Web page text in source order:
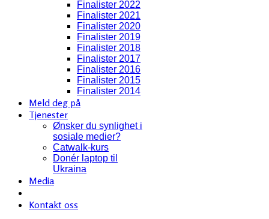
Finalister 2022
Finalister 2021
Finalister 2020
Finalister 2019
Finalister 2018
Finalister 2017
Finalister 2016
Finalister 2015
Finalister 2014
Meld deg på
Tjenester
Ønsker du synlighet i
sosiale medier?
Catwalk-kurs
Donér laptop til
Ukraina
Media
Kontakt oss